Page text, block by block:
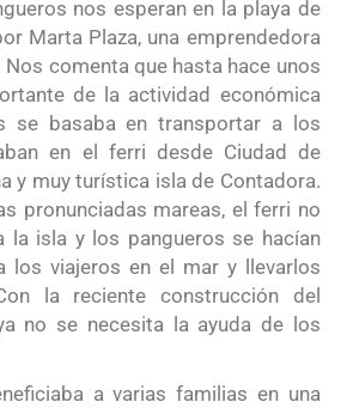
nos esperan en la playa de
Marta Plaza, una emprendedora
comenta que hasta hace unos
de la actividad económica
se basaba en transportar a los
en el ferri desde Ciudad de
y muy turística isla de Contadora.
pronunciadas mareas, el ferri no
la isla y los pangueros se hacían
los viajeros en el mar y llevarlos
la reciente construcción del
no se necesita la ayuda de los
a varias familias en una